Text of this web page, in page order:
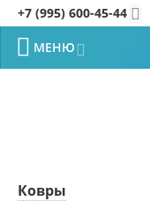
+7 (995) 600-45-44 
 МЕНЮ
Ковры